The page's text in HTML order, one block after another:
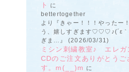
ト
に
bettertogether
より『きゃー！！！やったー
う、嬉しすぎます♡♡♡♪(´ε
ぎま...』 (2026/03/31)
ミシン刺繍教室♪ エレガ
CDのご注文ありがとうご
す。m(__)m に